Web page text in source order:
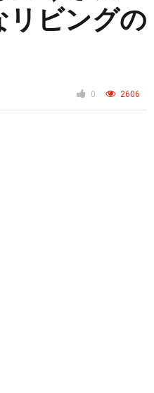
リビングの
0 2606